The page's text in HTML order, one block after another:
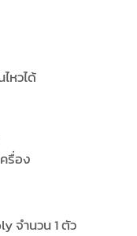
หวได้
รื่อง
จำนวน 1 ตัว